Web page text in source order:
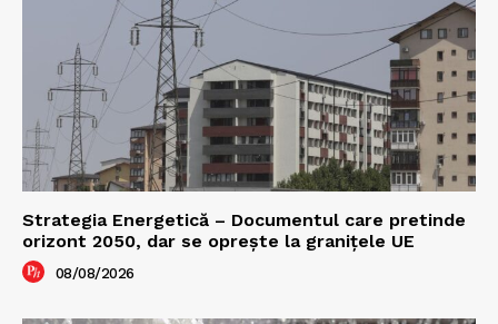
Strategia Energetică – Documentul care pretinde
orizont 2050, dar se oprește la granițele UE
08/08/2026